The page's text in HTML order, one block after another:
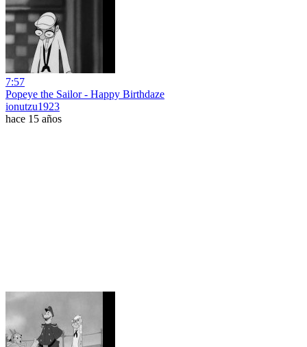
7:57
Popeye the Sailor - Happy Birthdaze
ionutzu1923
hace 15 años